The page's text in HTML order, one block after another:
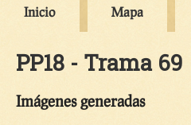
Inicio Mapa
PP18 - Trama 69
Imágenes generadas